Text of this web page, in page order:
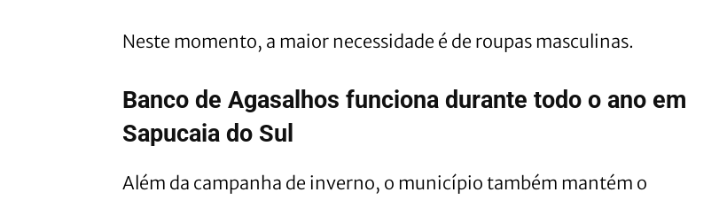
Neste momento, a maior necessidade é de roupas masculinas.
Banco de Agasalhos funciona durante todo o ano em
Sapucaia do Sul
Além da campanha de inverno, o município também mantém o